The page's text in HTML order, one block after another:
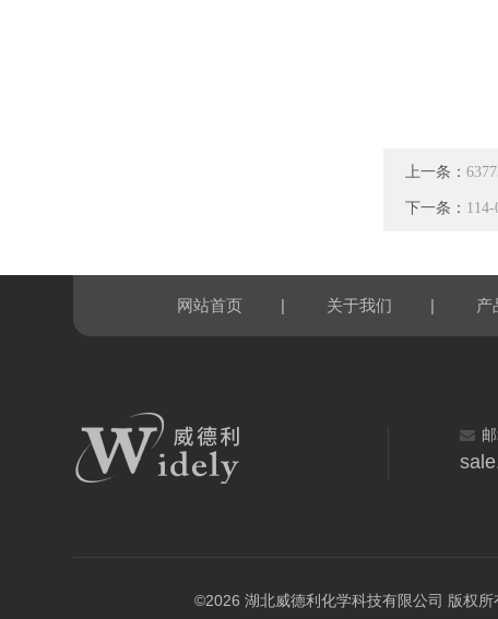
上一条：
下一条：
网站首页 | 关于我们 | 产
©2026 湖北威德利化学科技有限公司 版权所